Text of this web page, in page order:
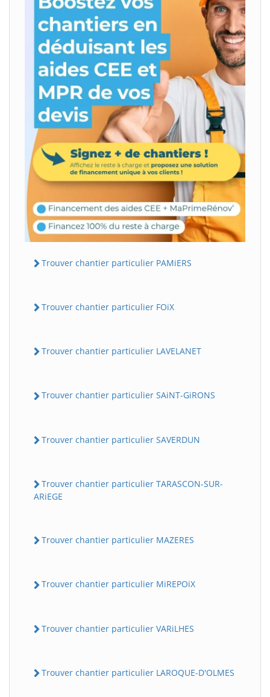
Trouver chantier particulier PAMiERS
Trouver chantier particulier FOiX
Trouver chantier particulier LAVELANET
Trouver chantier particulier SAiNT-GiRONS
Trouver chantier particulier SAVERDUN
Trouver chantier particulier TARASCON-SUR-
ARiEGE
Trouver chantier particulier MAZERES
Trouver chantier particulier MiREPOiX
Trouver chantier particulier VARiLHES
Trouver chantier particulier LAROQUE-D'OLMES